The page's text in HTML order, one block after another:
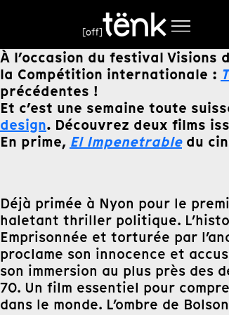
À l’occasion du festival Visions
la Compétition internationale :
précédentes !
Et c’est une semaine toute
design. Découvrez deux films
En prime,El Impenetrable du
Déjà primée à Nyon pour le
haletant thriller politique.
Emprisonnée et torturée par
proclame son innocence et
son immersion au plus près des
70. Un film essentiel pour
dans le monde. L’ombre de